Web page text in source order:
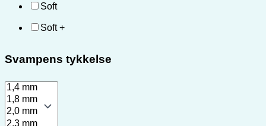
Soft
Soft +
Svampens tykkelse